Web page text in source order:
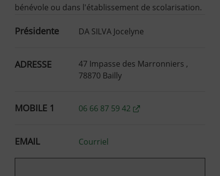
bénévole ou dans l'établissement de scolarisation.
Présidente DA SILVA Jocelyne
ADRESSE
47 Impasse des Marronniers ,
78870 Bailly
MOBILE 1 06 66 87 59 42
EMAIL Courriel